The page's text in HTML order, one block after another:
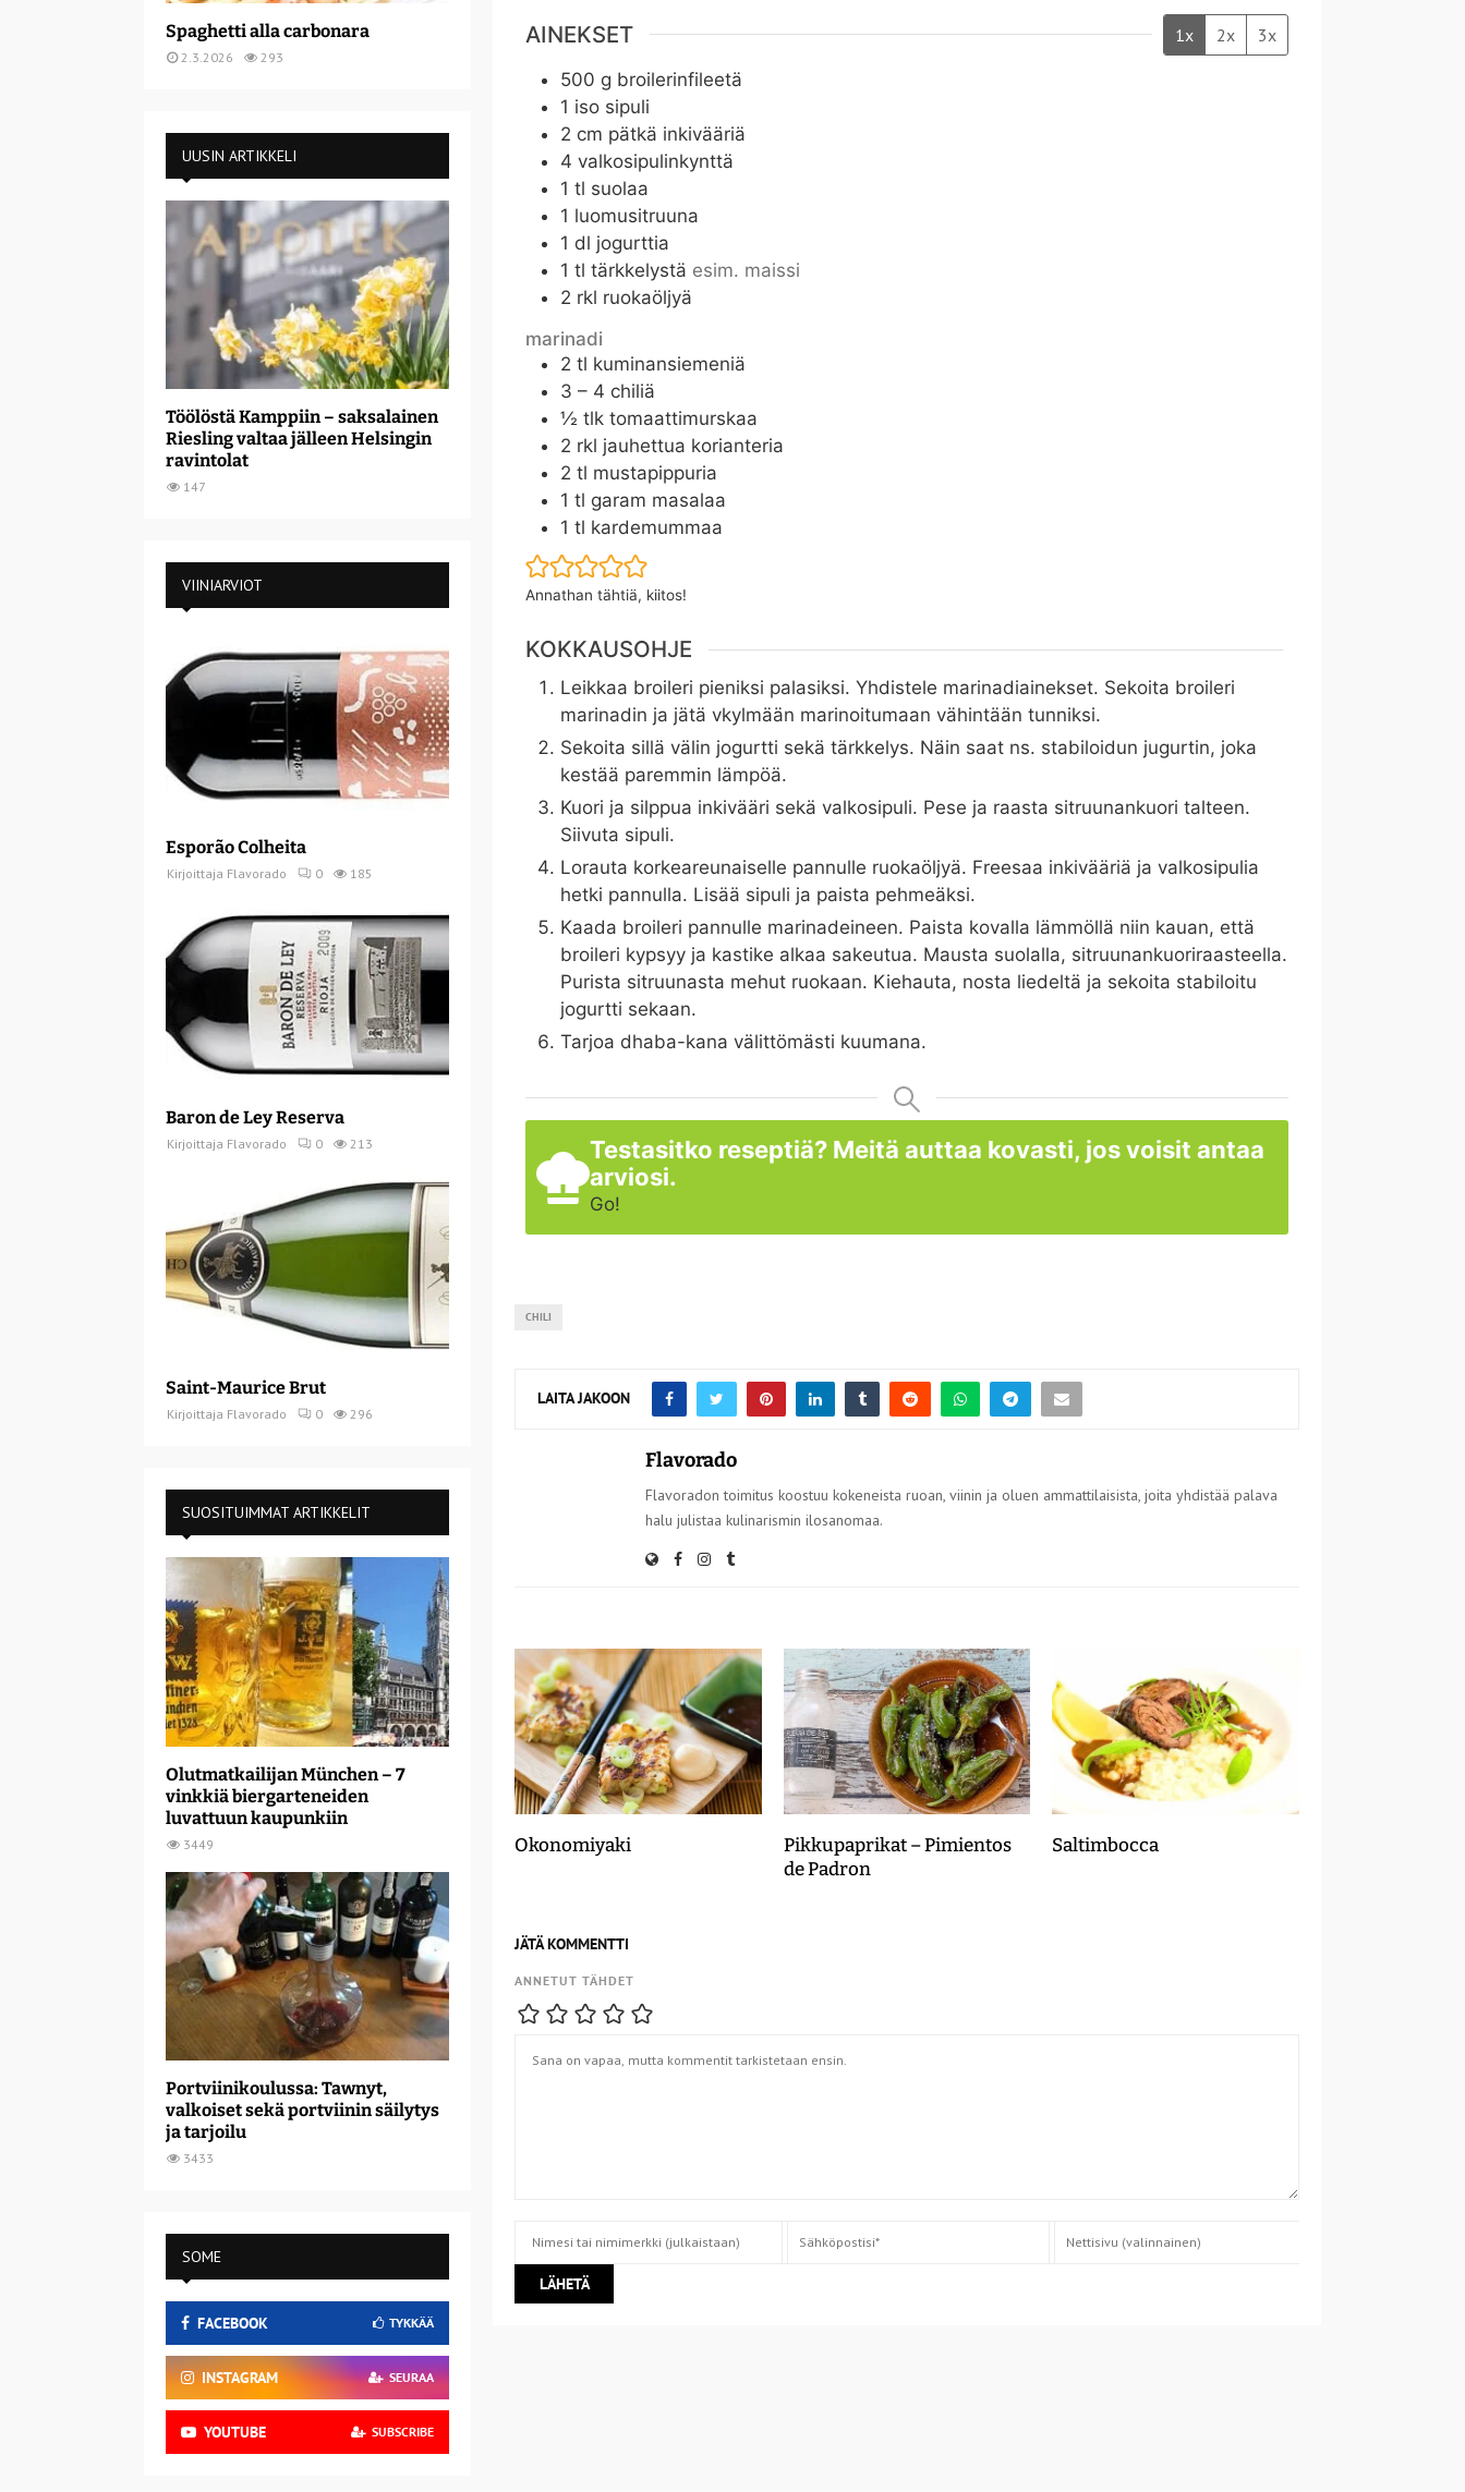
AINEKSET 1x 2x 3x
500 g broilerinfileetä
1 iso sipuli
2 cm pätkä inkivääriä
4 valkosipulinkynttä
1 tl suolaa
1 luomusitruuna
1 dl jogurttia
1 tl tärkkelystä esim. maissi
2 rkl ruokaöljyä
marinadi
2 tl kuminansiemeniä
3 – 4 chiliä
½ tlk tomaattimurskaa
2 rkl jauhettua korianteria
2 tl mustapippuria
1 tl garam masalaa
1 tl kardemummaa
Annathan tähtiä, kiitos!
KOKKAUSOHJE
Leikkaa broileri pieniksi palasiksi. Yhdistele marinadiainekset. Sekoita broileri
marinadin ja jätä vkylmään marinoitumaan vähintään tunniksi.
Sekoita sillä välin jogurtti sekä tärkkelys. Näin saat ns. stabiloidun jugurtin, joka
kestää paremmin lämpöä.
Kuori ja silppua inkivääri sekä valkosipuli. Pese ja raasta sitruunankuori talteen.
Siivuta sipuli.
Lorauta korkeareunaiselle pannulle ruokaöljyä. Freesaa inkivääriä ja valkosipulia
hetki pannulla. Lisää sipuli ja paista pehmeäksi.
Kaada broileri pannulle marinadeineen. Paista kovalla lämmöllä niin kauan, että
broileri kypsyy ja kastike alkaa sakeutua. Mausta suolalla, sitruunankuoriraasteella.
Purista sitruunasta mehut ruokaan. Kiehauta, nosta liedeltä ja sekoita stabiloitu
jogurtti sekaan.
Tarjoa dhaba-kana välittömästi kuumana.
Testasitko reseptiä? Meitä auttaa kovasti, jos voisit antaa
arviosi.
Go!
CHILI
LAITA JAKOON
Flavorado
Flavoradon toimitus koostuu kokeneista ruoan, viinin ja oluen ammattilaisista, joita yhdistää palava
halu julistaa kulinarismin ilosanomaa.
Okonomiyaki
Pikkupaprikat – Pimientos
de Padron
Saltimbocca
JÄTÄ KOMMENTTI
ANNETUT TÄHDET
Spaghetti alla carbonara
2.3.2026 293
UUSIN ARTIKKELI
Töölöstä Kamppiin – saksalainen
Riesling valtaa jälleen Helsingin
ravintolat
147
VIINIARVIOT
Esporão Colheita
Kirjoittaja Flavorado 0 185
Baron de Ley Reserva
Kirjoittaja Flavorado 0 213
Saint-Maurice Brut
Kirjoittaja Flavorado 0 296
SUOSITUIMMAT ARTIKKELIT
Olutmatkailijan München – 7
vinkkiä biergarteneiden
luvattuun kaupunkiin
3449
Portviinikoulussa: Tawnyt,
valkoiset sekä portviinin säilytys
ja tarjoilu
3433
SOME
FACEBOOK TYKKÄÄ
INSTAGRAM SEURAA
YOUTUBE SUBSCRIBE